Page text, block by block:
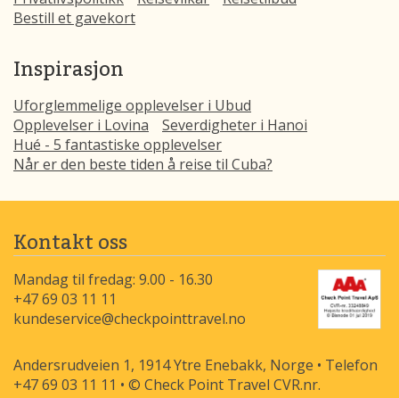
Bestill et gavekort
Inspirasjon
Uforglemmelige opplevelser i Ubud
Opplevelser i Lovina
Severdigheter i Hanoi
Hué - 5 fantastiske opplevelser
Når er den beste tiden å reise til Cuba?
Kontakt oss
Mandag til fredag: 9.00 - 16.30
+47 69 03 11 11
kundeservice@checkpointtravel.no
Andersrudveien 1, 1914 Ytre Enebakk, Norge • Telefon
+47 69 03 11 11 • © Check Point Travel CVR.nr.